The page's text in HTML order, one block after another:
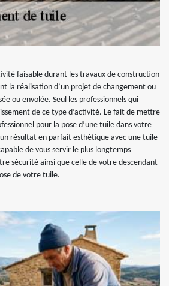
faisable durant les travaux de construction
la réalisation d’un projet de changement ou
ou envolée. Seul les professionnels qui
de ce type d’activité. Le fait de mettre
pour la pose d’une tuile dans votre
résultat en parfait esthétique avec une tuile
de vous servir le plus longtemps
sécurité ainsi que celle de votre descendant
de votre tuile.